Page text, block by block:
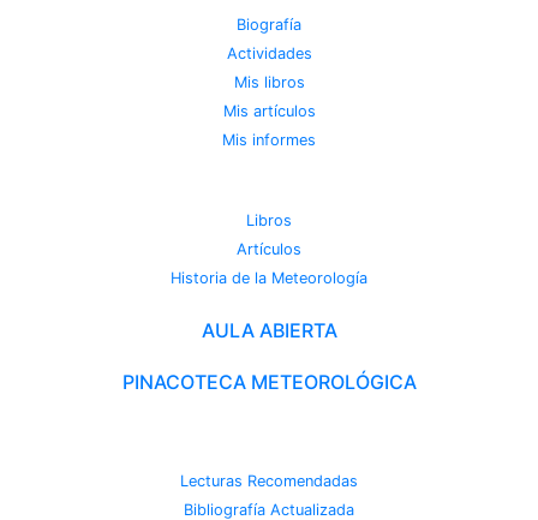
Biografía
Actividades
Mis libros
Mis artículos
Mis informes
Libros
Artículos
Historia de la Meteorología
AULA ABIERTA
PINACOTECA METEOROLÓGICA
Lecturas Recomendadas
Bibliografía Actualizada